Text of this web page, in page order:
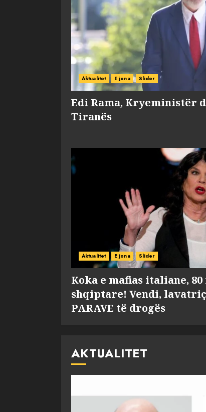
Aktualitet E jona Slider
Edi Rama, Kryeministër
Tiranës
Aktualitet E jona Slider
Koka e mafias italiane,
shqiptare! Vendi,
PARAVE të drogës
AKTUALITET